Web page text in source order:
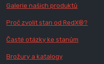
Galerie našich produktů
Proč zvolit stan od RedX®?
Časté otázky ke stanům
Brožury a katalogy